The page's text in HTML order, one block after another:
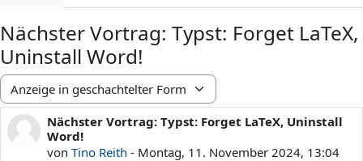
Nächster Vortrag: Typst: Forget LaTeX,
Uninstall Word!
Anzeigemodus
Nächster Vortrag: Typst: Forget LaTeX, Uninstall
Word!
vonTino Reith - Montag, 11. November 2024, 13:04
Anzahl Antworten: 0